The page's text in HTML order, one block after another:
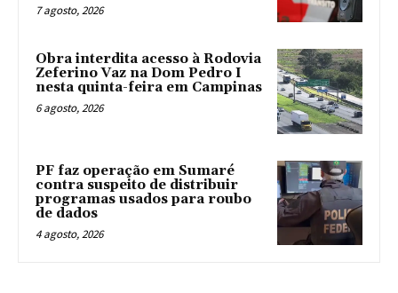
7 agosto, 2026
Obra interdita acesso à Rodovia
Zeferino Vaz na Dom Pedro I
nesta quinta-feira em Campinas
6 agosto, 2026
PF faz operação em Sumaré
contra suspeito de distribuir
programas usados para roubo
de dados
4 agosto, 2026